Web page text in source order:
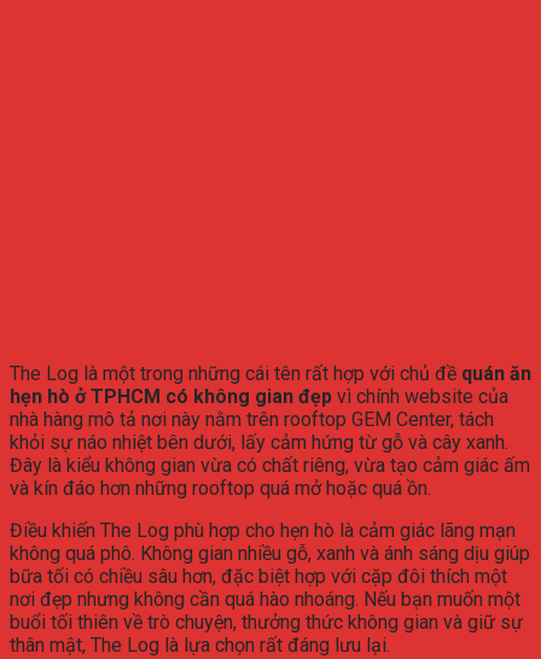
The Log là một trong những cái tên rất hợp với chủ đề quán ăn
hẹn hò ở TPHCM có không gian đẹp vì chính website của
nhà hàng mô tả nơi này nằm trên rooftop GEM Center, tách
khỏi sự náo nhiệt bên dưới, lấy cảm hứng từ gỗ và cây xanh.
Đây là kiểu không gian vừa có chất riêng, vừa tạo cảm giác ấm
và kín đáo hơn những rooftop quá mở hoặc quá ồn.
Điều khiến The Log phù hợp cho hẹn hò là cảm giác lãng mạn
không quá phô. Không gian nhiều gỗ, xanh và ánh sáng dịu giúp
bữa tối có chiều sâu hơn, đặc biệt hợp với cặp đôi thích một
nơi đẹp nhưng không cần quá hào nhoáng. Nếu bạn muốn một
buổi tối thiên về trò chuyện, thưởng thức không gian và giữ sự
thân mật, The Log là lựa chọn rất đáng lưu lại.